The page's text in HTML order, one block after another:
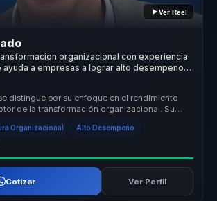
Ver Reel
organizacional con experiencia
ayuda a empresas a lograr alto desempeno
distingue por su enfoque en el rendimiento
de la transformación organizacional. Su
Organizacional Alto Desempeño
Cotizar Ver Perfil